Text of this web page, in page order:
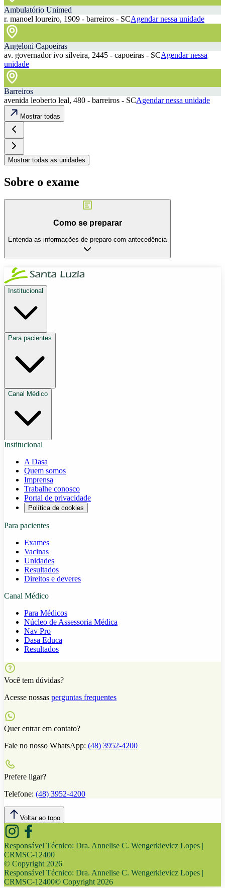
Ambulatório Unimed
r. manoel loureiro, 1909 - barreiros - SCAgendar nessa unidade
Angeloni Capoeiras
av. governador ivo silveira, 2445 - capoeiras - SCAgendar nessa
unidade
Barreiros
avenida leoberto leal, 480 - barreiros - SCAgendar nessa unidade
Mostrar todas
Mostrar todas as unidades
Sobre o exame
Como se preparar
Entenda as informações de preparo com antecedência
Institucional
Para pacientes
Canal Médico
Institucional
A Dasa
Quem somos
Imprensa
Trabalhe conosco
Portal de privacidade
Política de cookies
Para pacientes
Exames
Vacinas
Unidades
Resultados
Direitos e deveres
Canal Médico
Para Médicos
Núcleo de Assessoria Médica
Nav Pro
Dasa Educa
Resultados
Você tem dúvidas?
Acesse nossas perguntas frequentes
Quer entrar em contato?
Fale no nosso WhatsApp: (48) 3952-4200
Prefere ligar?
Telefone: (48) 3952-4200
Voltar ao topo
Responsável Técnico: Dra. Annelise C. Wengerkievicz Lopes |
CRMSC-12400
© Copyright2026
Responsável Técnico: Dra. Annelise C. Wengerkievicz Lopes |
CRMSC-12400© Copyright2026